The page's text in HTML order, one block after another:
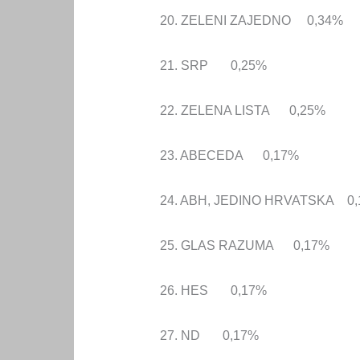
20. ZELENI ZAJEDNO 0,34%
21. SRP 0,25%
22. ZELENA LISTA 0,25%
23. ABECEDA 0,17%
24. ABH, JEDINO HRVATSKA
25. GLAS RAZUMA 0,17%
26. HES 0,17%
27. ND 0,17%